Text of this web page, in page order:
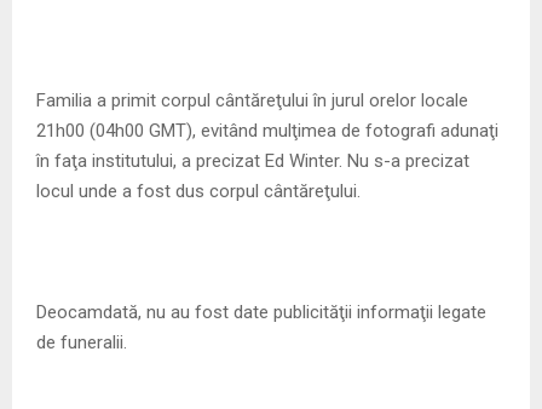
Familia a primit corpul cântăreţului în jurul orelor locale
21h00 (04h00 GMT), evitând mulţimea de fotografi adunaţi
în faţa institutului, a precizat Ed Winter. Nu s-a precizat
locul unde a fost dus corpul cântăreţului.
Deocamdată, nu au fost date publicităţii informaţii legate
de funeralii.